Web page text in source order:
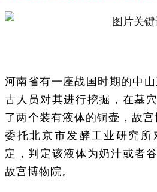
河南省有一座战国时期的中
古人员对其进行挖掘，在墓
了两个装有液体的铜壶，故
委托北京市发酵工业研究
定，判定该液体为奶汁或者
故宫博物院。